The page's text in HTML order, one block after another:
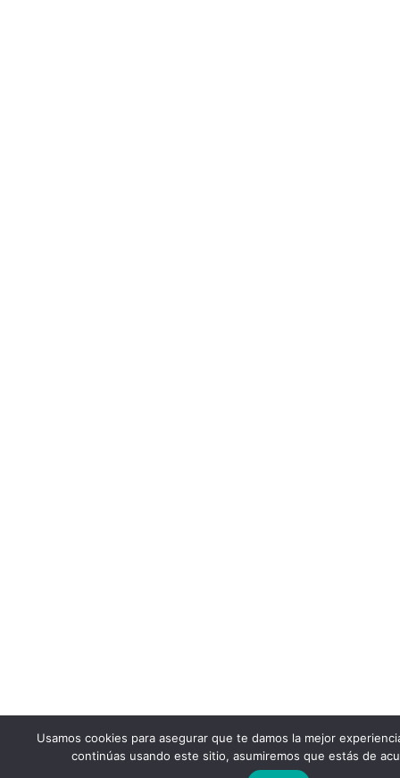
Usamos cookies para asegurar que te damos la mejor
continúas usando este sitio, asumiremos que estás de